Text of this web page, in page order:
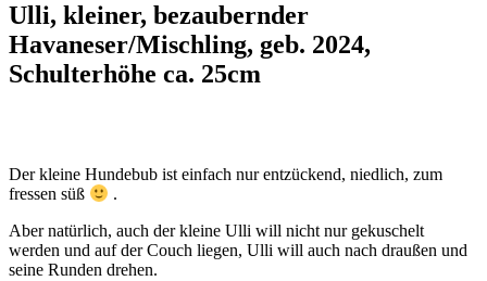
Ulli, kleiner, bezaubernder
Havaneser/Mischling, geb. 2024,
Schulterhöhe ca. 25cm
Der kleine Hundebub ist einfach nur entzückend, niedlich, zum
fressen süß
.
Aber natürlich, auch der kleine Ulli will nicht nur gekuschelt
werden und auf der Couch liegen, Ulli will auch nach draußen und
seine Runden drehen.